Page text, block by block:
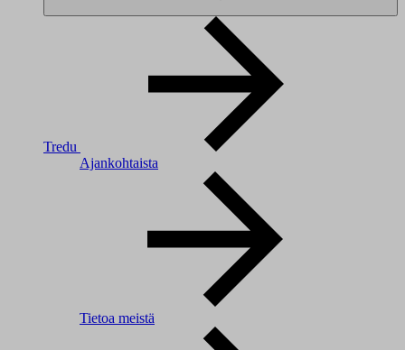
Tredu
Ajankohtaista
Tietoa meistä